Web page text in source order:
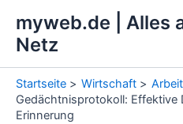
Inhalt
springen
myweb.de | Alles
Netz
Startseite Wirtschaft
Arbeit
Gedächtnisprotokoll: Effektive
Erinnerung